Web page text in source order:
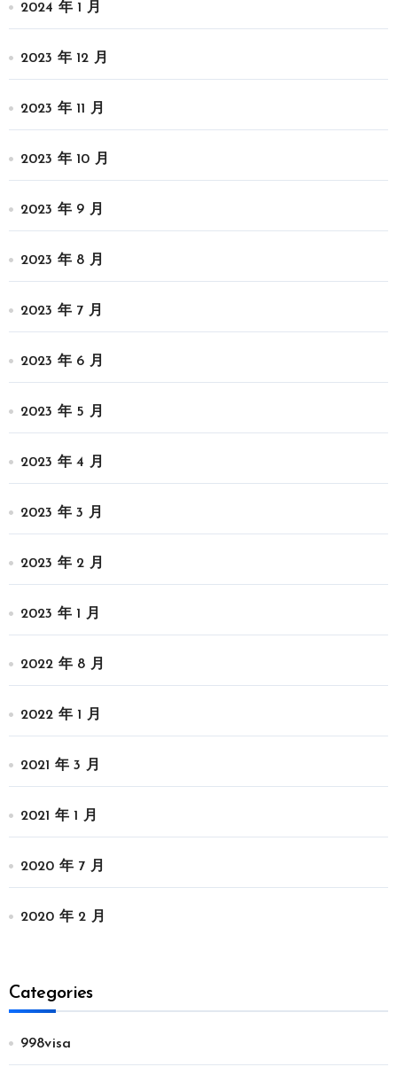
2024 年 1 月
2023 年 12 月
2023 年 11 月
2023 年 10 月
2023 年 9 月
2023 年 8 月
2023 年 7 月
2023 年 6 月
2023 年 5 月
2023 年 4 月
2023 年 3 月
2023 年 2 月
2023 年 1 月
2022 年 8 月
2022 年 1 月
2021 年 3 月
2021 年 1 月
2020 年 7 月
2020 年 2 月
Categories
998visa